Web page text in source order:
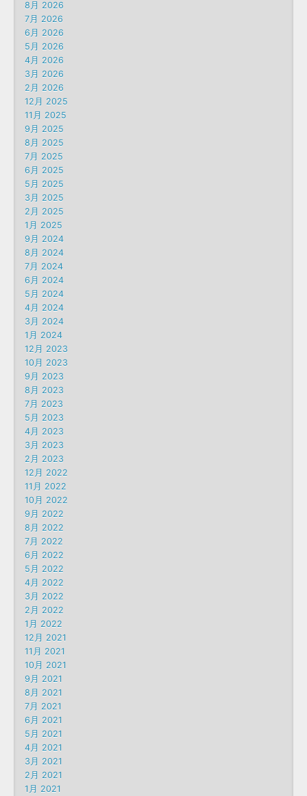
8月 2026
7月 2026
6月 2026
5月 2026
4月 2026
3月 2026
2月 2026
12月 2025
11月 2025
9月 2025
8月 2025
7月 2025
6月 2025
5月 2025
3月 2025
2月 2025
1月 2025
9月 2024
8月 2024
7月 2024
6月 2024
5月 2024
4月 2024
3月 2024
1月 2024
12月 2023
10月 2023
9月 2023
8月 2023
7月 2023
5月 2023
4月 2023
3月 2023
2月 2023
12月 2022
11月 2022
10月 2022
9月 2022
8月 2022
7月 2022
6月 2022
5月 2022
4月 2022
3月 2022
2月 2022
1月 2022
12月 2021
11月 2021
10月 2021
9月 2021
8月 2021
7月 2021
6月 2021
5月 2021
4月 2021
3月 2021
2月 2021
1月 2021